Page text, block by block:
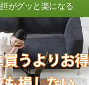
がグッと楽になる